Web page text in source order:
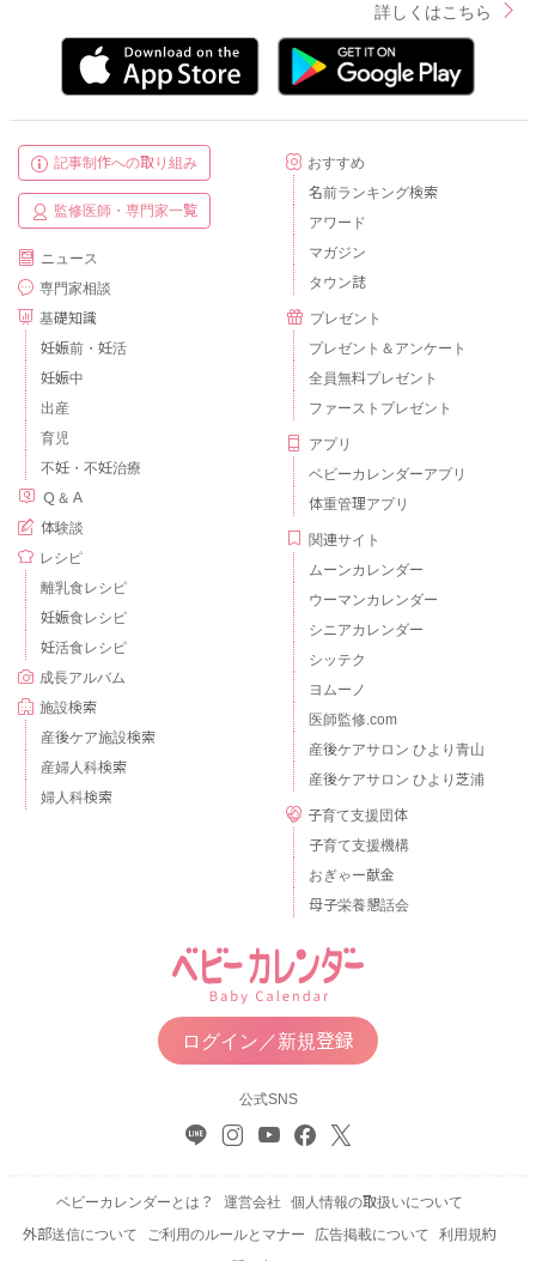
詳しくはこちら
記事制作への取り組み
監修医師・専門家一覧
ニュース
専門家相談
基礎知識
妊娠前・妊活
妊娠中
出産
育児
不妊・不妊治療
Ｑ＆Ａ
体験談
レシピ
離乳食レシピ
妊娠食レシピ
妊活食レシピ
成長アルバム
施設検索
産後ケア施設検索
産婦人科検索
婦人科検索
おすすめ
名前ランキング検索
アワード
マガジン
タウン誌
プレゼント
プレゼント＆アンケート
全員無料プレゼント
ファーストプレゼント
アプリ
ベビーカレンダーアプリ
体重管理アプリ
関連サイト
ムーンカレンダー
ウーマンカレンダー
シニアカレンダー
シッテク
ヨムーノ
医師監修.com
産後ケアサロン ひより青山
産後ケアサロン ひより芝浦
子育て支援団体
子育て支援機構
おぎゃー献金
母子栄養懇話会
ログイン／新規登録
公式SNS
ベビーカレンダーとは？ 運営会社
個人情報の取扱いについて
外部送信について
ご利用のルールとマナー 広告掲載について
利用規約